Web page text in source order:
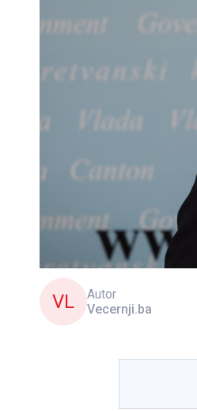
VL
Autor
Vecernji.ba